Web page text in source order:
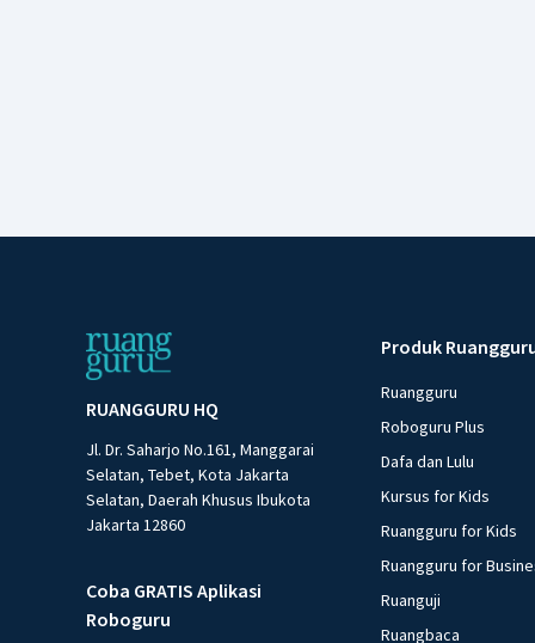
RUANGGURU HQ
Jl. Dr. Saharjo No.161, Manggarai
Selatan, Tebet, Kota Jakarta
Selatan, Daerah Khusus Ibukota
Jakarta 12860
Coba GRATIS Aplikasi
Roboguru
Produk
Ruangguru
Roboguru Plus
Dafa dan Lulu
Kursus for Kids
Ruangguru for Kids
Ruangguru for
Ruanguji
Ruangbaca